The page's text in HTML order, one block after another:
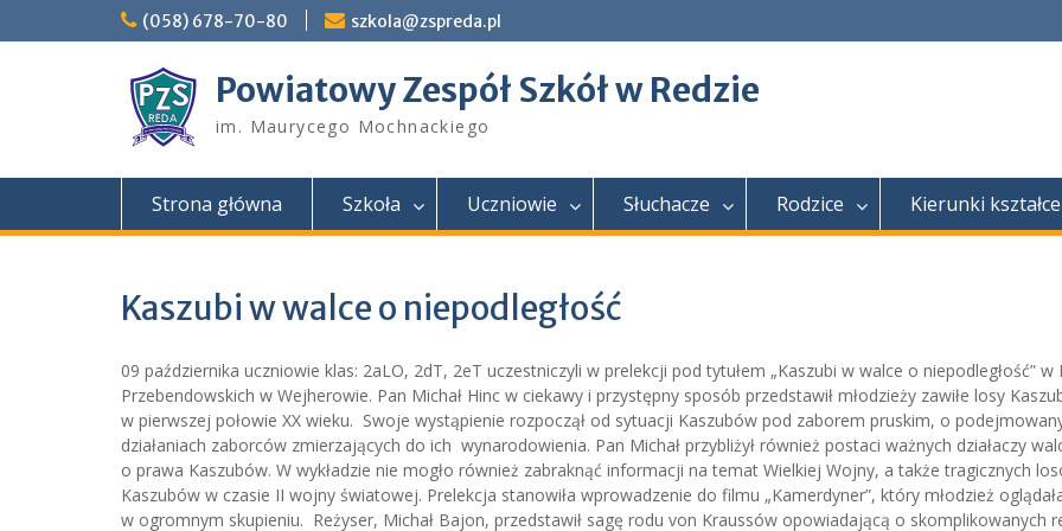
to
(058) 678-70-80 szkola@zspreda.pl
Powiatowy Zespół Szkół w Redzie
im. Maurycego Mochnackiego
Strona główna Szkoła Uczniowie Słuchacze Rodzice Kierunki
Kaszubi w walce o niepodległość
09 października uczniowie klas: 2aLO, 2dT, 2eT uczestniczyli w prelekcji pod tytułem „Kaszubi w walce o niepodległość” w
Przebendowskich w Wejherowie. Pan Michał Hinc w ciekawy i przystępny sposób przedstawił młodzieży zawiłe losy
w pierwszej połowie XX wieku. Swoje wystąpienie rozpoczął od sytuacji Kaszubów pod zaborem pruskim, o
działaniach zaborców zmierzających do ich wynarodowienia. Pan Michał przybliżył również postaci ważnych działaczy
o prawa Kaszubów. W wykładzie nie mogło również zabraknąć informacji na temat Wielkiej Wojny, a także tragicznych
Kaszubów w czasie II wojny światowej. Prelekcja stanowiła wprowadzenie do filmu „Kamerdyner”, który młodzież
w ogromnym skupieniu. Reżyser, Michał Bajon, przedstawił sagę rodu von Kraussów opowiadającą o skomplikowanych